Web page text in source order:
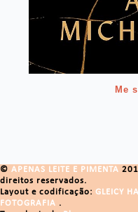
Me
© APENAS LEITE E PIMENTA
direitos reservados.
Layout e codificação: GLEICY
FOTOGRAFIA .